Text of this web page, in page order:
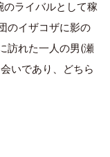
ライバルとして稼
のイザコザに影の
訪れた一人の男(瀬
いであり、どちら